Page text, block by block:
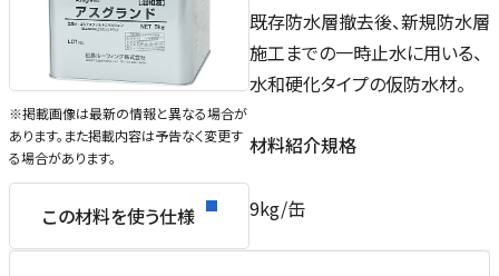
※掲載画像は最新の情報と異なる場合が
あります。また掲載内容は予告なく変更す
る場合があります。
この材料を使う仕様
既存防水層撤去後、新規防水層
施工までの一時止水に用いる、
水和硬化タイプの仮防水材。
材料紹介規格
9kg/缶